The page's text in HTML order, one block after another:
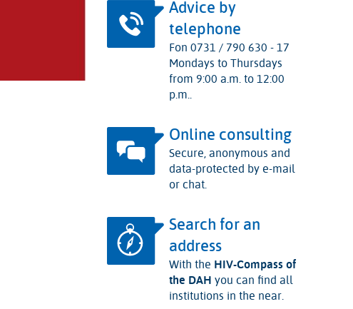
Advice by
telephone
Fon 0731 / 790 630 - 17
Mondays to Thursdays
from 9:00 a.m. to 12:00
p.m..
Online consulting
Secure, anonymous and
data-protected by e-mail
or chat.
Search for an
address
With the HIV-Compass of
the DAH you can find all
institutions in the near.